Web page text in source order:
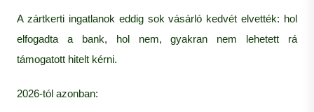
A zártkerti ingatlanok eddig sok vásárló kedvét elvették: hol
elfogadta a bank, hol nem, gyakran nem lehetett rá
támogatott hitelt kérni.
2026-tól azonban: